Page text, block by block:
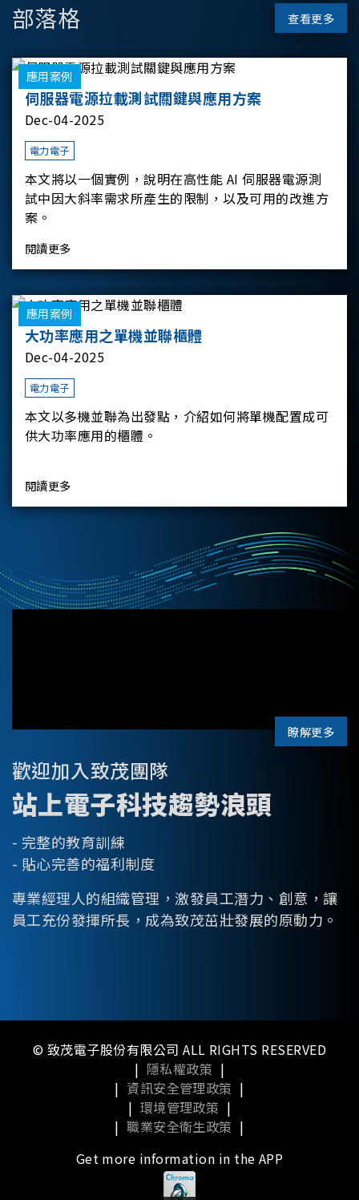
部落格 查看更多
應用案例
伺服器電源拉載測試關鍵與應用方案
Dec-04-2025
電力電子
本文將以一個實例，說明在高性能 AI 伺服器電源測
試中因大斜率需求所產生的限制，以及可用的改進方
案。
閱讀更多
應用案例
大功率應用之單機並聯櫃體
Dec-04-2025
電力電子
本文以多機並聯為出發點，介紹如何將單機配置成可
供大功率應用的櫃體。
閱讀更多
瞭解更多
歡迎加入致茂團隊
站上電子科技趨勢浪頭
- 完整的教育訓練
- 貼心完善的福利制度
專業經理人的組織管理，激發員工潛力、創意，讓
員工充份發揮所長，成為致茂茁壯發展的原動力。
© 致茂電子股份有限公司 ALL RIGHTS RESERVED
| 隱私權政策 |
| 資訊安全管理政策 |
| 環境管理政策 |
| 職業安全衛生政策 |
Get more information in the APP